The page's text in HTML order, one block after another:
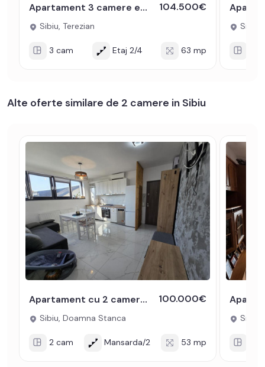
Apartament 3 camere etaj intermediar 2 balcoane zona Terezian Sibiu 104.500€
Sibiu, Terezian
3 cam Etaj 2/4 63 mp
Sibiu,
Alte oferte similare de 2 camere in Sibiu
Apartament cu 2 camere decomandat 53 utili mobilat Doamna Stanca Sibiu 100.000€
Sibiu, Doamna Stanca
2 cam Mansarda/2 53 mp
Sibiu,